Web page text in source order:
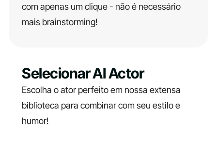
com apenas um clique - não é necessário
mais brainstorming!
Selecionar AI Actor
Escolha o ator perfeito em nossa extensa
biblioteca para combinar com seu estilo e
humor!